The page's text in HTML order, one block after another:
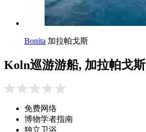
Bonita 加拉帕戈斯
Koln巡游游船, 加拉帕戈斯
免费网络
博物学者指南
独立卫浴